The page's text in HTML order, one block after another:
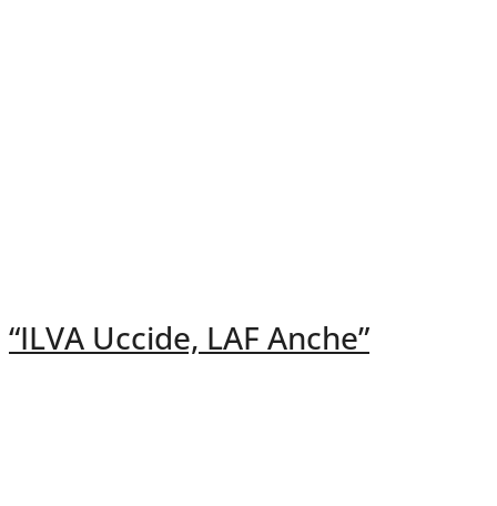
“ILVA Uccide, LAF Anche”